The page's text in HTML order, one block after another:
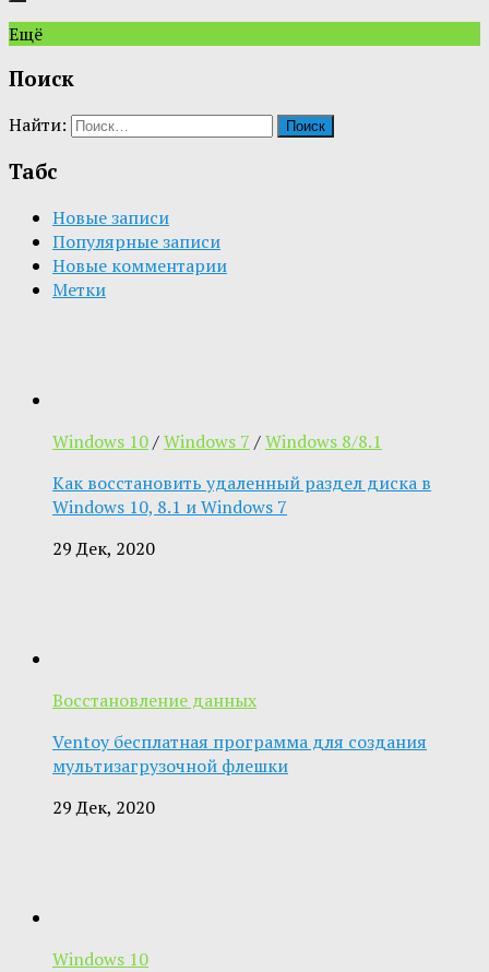
Ещё
Поиск
Найти:
Табс
Новые записи
Популярные записи
Новые комментарии
Метки
Windows 10/Windows 7 /Windows 8/8.1
Как восстановить удаленный раздел диска в
Windows 10, 8.1 и Windows 7
29 Дек, 2020
Восстановление данных
Ventoy бесплатная программа для создания
мультизагрузочной флешки
29 Дек, 2020
Windows 10